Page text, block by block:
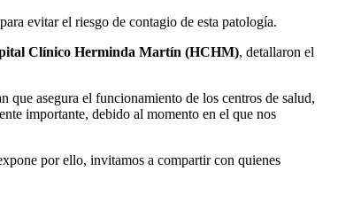
evitar el riesgo de contagio de esta patología.
Clínico Herminda Martín (HCHM), detallaron el
que asegura el funcionamiento de los centros de salud,
importante, debido al momento en el que nos
por ello, invitamos a compartir con quienes